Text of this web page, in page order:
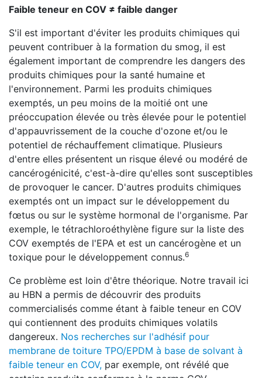
Faible teneur en COV ≠ faible danger
S'il est important d'éviter les produits chimiques qui
peuvent contribuer à la formation du smog, il est
également important de comprendre les dangers des
produits chimiques pour la santé humaine et
l'environnement. Parmi les produits chimiques
exemptés, un peu moins de la moitié ont une
préoccupation élevée ou très élevée pour le potentiel
d'appauvrissement de la couche d'ozone et/ou le
potentiel de réchauffement climatique. Plusieurs
d'entre elles présentent un risque élevé ou modéré de
cancérogénicité, c'est-à-dire qu'elles sont susceptibles
de provoquer le cancer. D'autres produits chimiques
exemptés ont un impact sur le développement du
fœtus ou sur le système hormonal de l'organisme. Par
exemple, le tétrachloroéthylène figure sur la liste des
COV exemptés de l'EPA et est un cancérogène et un
toxique pour le développement connus.6
Ce problème est loin d'être théorique. Notre travail ici
au HBN a permis de découvrir des produits
commercialisés comme étant à faible teneur en COV
qui contiennent des produits chimiques volatils
dangereux. Nos recherches sur l'adhésif pour
membrane de toiture TPO/EPDM à base de solvant à
faible teneur en COV, par exemple, ont révélé que